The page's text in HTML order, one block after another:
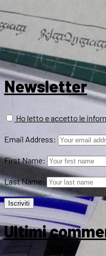
Newsletter
Ho letto e accetto le
Email Address:
First Name:
Last Name:
Ultimi